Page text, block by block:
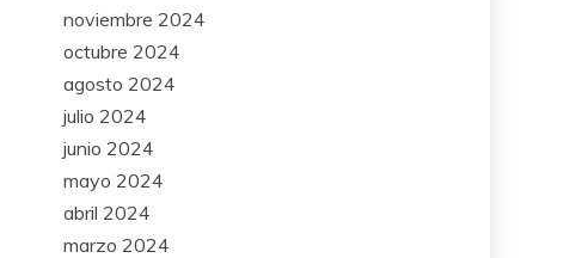
noviembre 2024
octubre 2024
agosto 2024
julio 2024
junio 2024
mayo 2024
abril 2024
marzo 2024